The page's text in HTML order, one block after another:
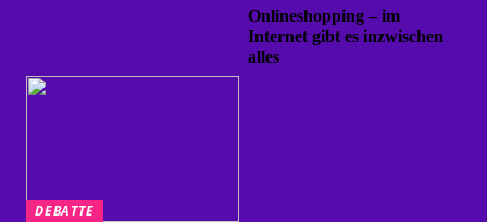
Onlineshopping – im
Internet gibt es inzwischen
alles
DEBATTE